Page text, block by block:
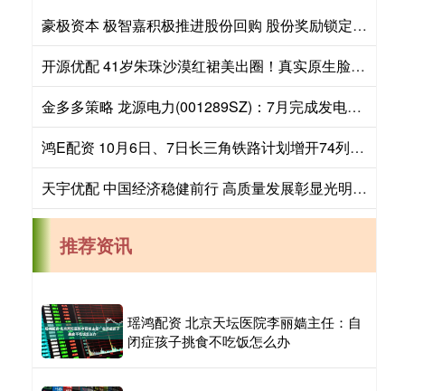
豪极资本 极智嘉积极推进股份回购 股份奖励锁定核心人才
开源优配 41岁朱珠沙漠红裙美出圈！真实原生脸曝光，整容前后差距一目了然
金多多策略 龙源电力(001289SZ)：7月完成发电量同比增长244%
鸿E配资 10月6日、7日长三角铁路计划增开74列夜间高铁列车
天宇优配 中国经济稳健前行 高质量发展彰显光明前景
推荐资讯
瑶鸿配资 北京天坛医院李丽嫱主任：自
闭症孩子挑食不吃饭怎么办